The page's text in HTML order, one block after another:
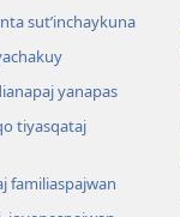
sutʼinchaykuna
yanapas
tiyasqataj
familiaspajwan